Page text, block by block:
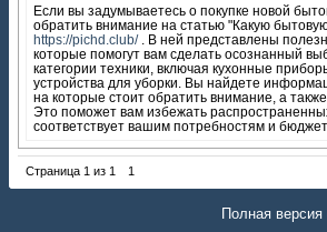
Если вы задумываетесь о покупке новой
обратить внимание на статью "Какую
https://pichd.club/. В ней представлены
которые помогут вам сделать осознанный
категории техники, включая кухонные
устройства для уборки. Вы найдете
на которые стоит обратить внимание, а
Это поможет вам избежать
соответствует вашим потребностям и
Страница 1 из 1 1
Полная версия